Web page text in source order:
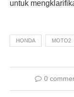
untuk
HONDA MOTO2
0